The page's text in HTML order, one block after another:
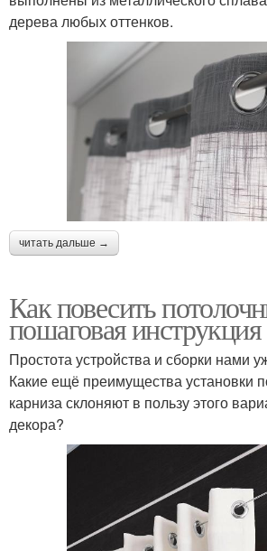
дерева любых оттенков.
читать дальше →
Как повесить
пошаговая инструкция
Простота устройства и сборки нами
Какие ещё преимущества установки
карниза склоняют в пользу этого
декора?